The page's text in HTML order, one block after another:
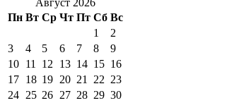
Пн Вт Ср Чт Пт Сб Вс
1
2
3
4 5 6 7 8
9
10 11 12 13 14 15 16
17 18 19 20 21 22 23
24 25 26 27 28 29 30